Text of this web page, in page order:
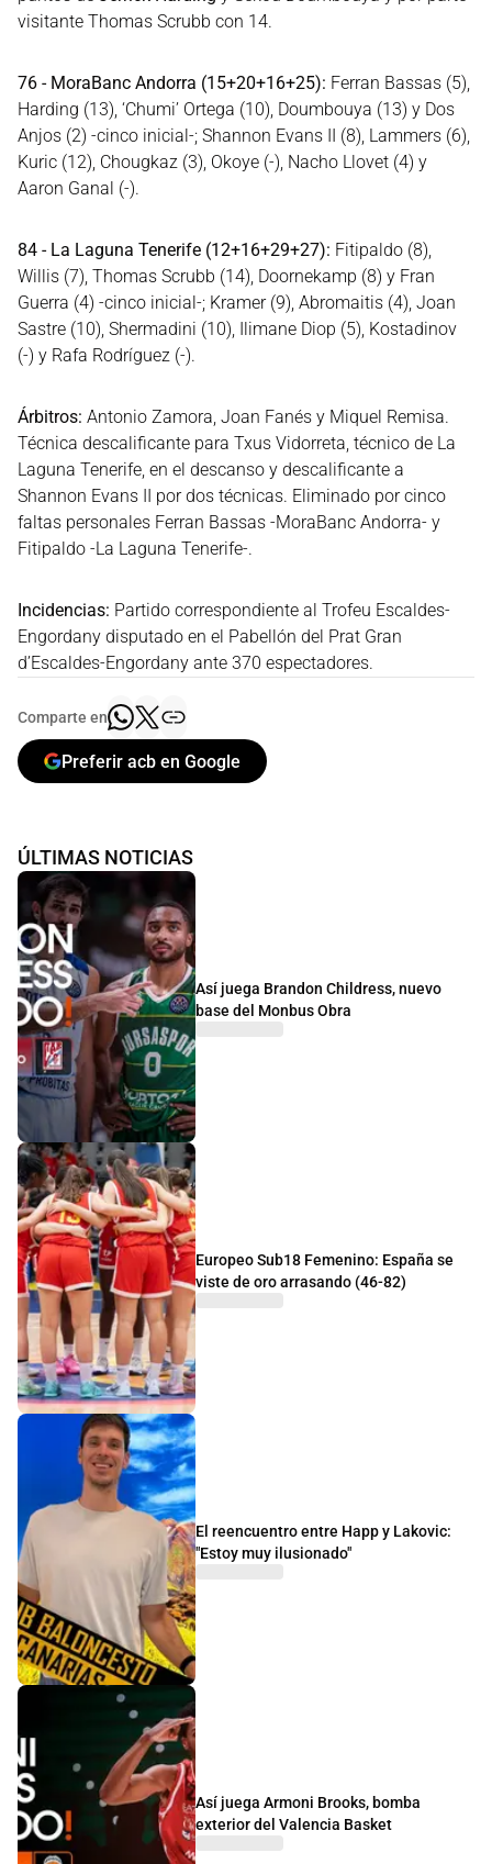
visitante Thomas Scrubb con 14.
76 - MoraBanc Andorra (15+20+16+25): Ferran Bassas (5),
Harding (13), ‘Chumi’ Ortega (10), Doumbouya (13) y Dos
Anjos (2) -cinco inicial-; Shannon Evans II (8), Lammers (6),
Kuric (12), Chougkaz (3), Okoye (-), Nacho Llovet (4) y
Aaron Ganal (-).
84 - La Laguna Tenerife (12+16+29+27): Fitipaldo (8),
Willis (7), Thomas Scrubb (14), Doornekamp (8) y Fran
Guerra (4) -cinco inicial-; Kramer (9), Abromaitis (4), Joan
Sastre (10), Shermadini (10), Ilimane Diop (5), Kostadinov
(-) y Rafa Rodríguez (-).
Árbitros: Antonio Zamora, Joan Fanés y Miquel Remisa.
Técnica descalificante para Txus Vidorreta, técnico de La
Laguna Tenerife, en el descanso y descalificante a
Shannon Evans II por dos técnicas. Eliminado por cinco
faltas personales Ferran Bassas -MoraBanc Andorra- y
Fitipaldo -La Laguna Tenerife-.
Incidencias: Partido correspondiente al Trofeu Escaldes-
Engordany disputado en el Pabellón del Prat Gran
d’Escaldes-Engordany ante 370 espectadores.
Comparte en
Preferir acb en Google
ÚLTIMAS NOTICIAS
Así juega Brandon Childress, nuevo
base del Monbus Obra
Europeo Sub18 Femenino: España se
viste de oro arrasando (46-82)
El reencuentro entre Happ y Lakovic:
"Estoy muy ilusionado"
Así juega Armoni Brooks, bomba
exterior del Valencia Basket